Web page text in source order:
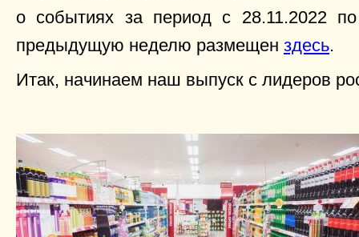
о событиях за период с 28.11.2022
предыдущую неделю размещен здесь.
Итак, начинаем наш выпуск с лидеров